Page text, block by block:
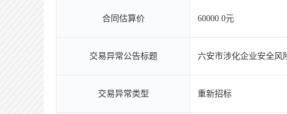
合同估算价 60000.0元
交易异常公告标题 六安市涉化企业安全风
交易异常类型 重新招标